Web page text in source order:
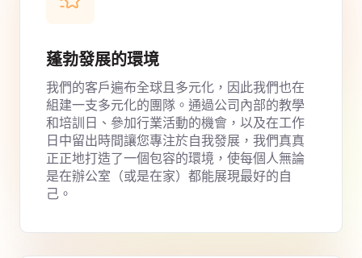
蓬勃發展的環境
我們的客戶遍布全球且多元化，因此我們也在
組建一支多元化的團隊。通過公司內部的教學
和培訓日、參加行業活動的機會，以及在工作
日中留出時間讓您專注於自我發展，我們真真
正正地打造了一個包容的環境，使每個人無論
是在辦公室（或是在家）都能展現最好的自
己。